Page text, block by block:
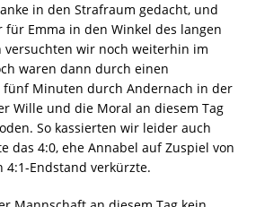
in den Strafraum gedacht, und
Emma in den Winkel des langen
versuchten wir noch weiterhin im
waren dann durch einen
fünf Minuten durch Andernach in der
Wille und die Moral an diesem Tag
So kassierten wir leider auch
das 4:0, ehe Annabel auf Zuspiel von
4:1-Endstand verkürzte.